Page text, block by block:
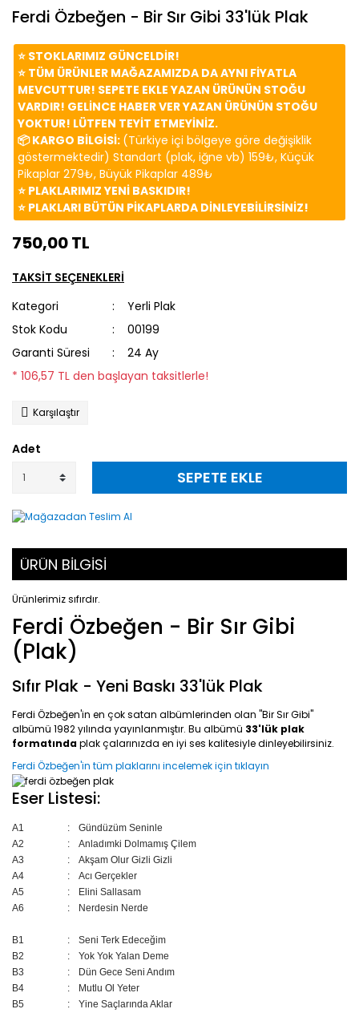
Ferdi Özbeğen - Bir Sır Gibi 33'lük Plak
⭐️ STOKLARIMIZ GÜNCELDİR!
⭐️ TÜM ÜRÜNLER MAĞAZAMIZDA DA AYNI FİYATLA
MEVCUTTUR! SEPETE EKLE YAZAN ÜRÜNÜN STOĞU
VARDIR! GELİNCE HABER VER YAZAN ÜRÜNÜN STOĞU
YOKTUR! LÜTFEN TEYİT ETMEYİNİZ.
📦 KARGO BİLGİSİ: (Türkiye içi bölgeye göre değişiklik
göstermektedir) Standart (plak, iğne vb) 159₺, Küçük
Pikaplar 279₺, Büyük Pikaplar 489₺
⭐️ PLAKLARIMIZ YENİ BASKIDIR!
⭐️ PLAKLARI BÜTÜN PİKAPLARDA DİNLEYEBİLİRSİNİZ!
750,00 TL
TAKSİT SEÇENEKLERİ
Kategori
Yerli Plak
Stok Kodu
00199
Garanti Süresi
24 Ay
* 106,57 TL den başlayan taksitlerle!
Karşılaştır
Adet
SEPETE EKLE
ÜRÜN BİLGİSİ
Ürünlerimiz sıfırdır.
Ferdi Özbeğen - Bir Sır Gibi
(Plak)
Sıfır Plak - Yeni Baskı 33'lük Plak
Ferdi Özbeğen'in en çok satan albümlerinden olan "Bir Sır Gibi"
albümü 1982 yılında yayınlanmıştır. Bu albümü 33'lük plak
formatındaplak çalarınızda en iyi ses kalitesiyle dinleyebilirsiniz.
Ferdi Özbeğen'in tüm plaklarını incelemek için tıklayın
Eser Listesi:
A1 :
Gündüzüm Seninle
A2
:
Anladımki Dolmamış Çilem
A3
:
Akşam Olur Gizli Gizli
A4
:
Acı Gerçekler
A5
:
Elini Sallasam
A6
: Nerdesin Nerde
B1 :
Seni Terk Edeceğim
B2
:
Yok Yok Yalan Deme
B3
:
Dün Gece Seni Andım
B4
:
Mutlu Ol Yeter
B5
:
Yine Saçlarında Aklar